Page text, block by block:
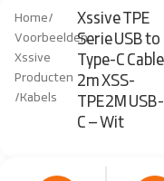
Home/
Voorbeelden
Xssive
Producten
/Kabels
Xssive TPE
Serie USB to
Type-C Cable
2m XSS-
TPE2M USB-
C – Wit